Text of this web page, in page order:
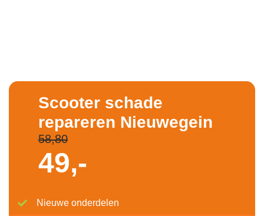
Scooter schade
repareren Nieuwegein
58,80
49,-
Nieuwe onderdelen